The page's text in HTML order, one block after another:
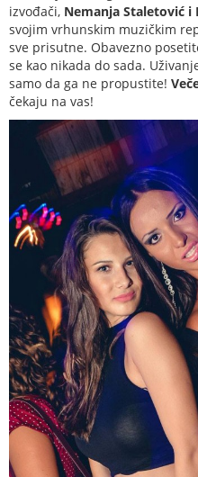
izvođači, Nemanja Staletović i
svojim vrhunskim muzičkim
sve prisutne. Obavezno
se kao nikada do sada.
samo da ga ne propustite!
čekaju na vas!